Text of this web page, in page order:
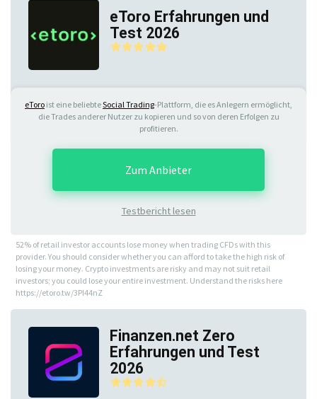
eToro Erfahrungen und
Test 2026
eToro ist eine beliebteSocial Trading-Plattform, die es Anlegern ermöglicht,
die Trades anderer Nutzer zu kopieren und so von deren Erfolgen zu
profitieren.
Testbericht lesen
Zum Anbieter
52% of retail investor accounts lose money when trading CFDs with this
provider. You should consider whether you can afford to take the high risk of
losing your money. Crypto investments are risky and may not suit retail
investors; you could lose your entire investment. Understand the risks here
https://etoro.tw/3PI44nZ
Finanzen.net Zero
Erfahrungen und Test
2026